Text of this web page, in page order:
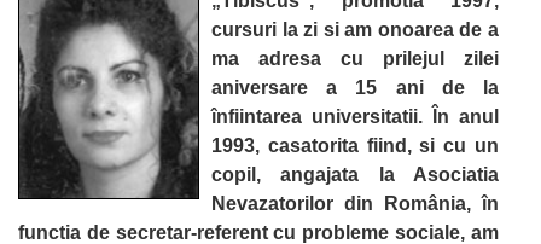
cursuri la zi si am onoarea de a
ma adresa cu prilejul zilei
aniversare a 15 ani de la
înfiintarea universitatii. În anul
1993, casatorita fiind, si cu un
copil, angajata la Asociatia
Nevazatorilor din România, în
functia de secretar-referent cu probleme sociale, am